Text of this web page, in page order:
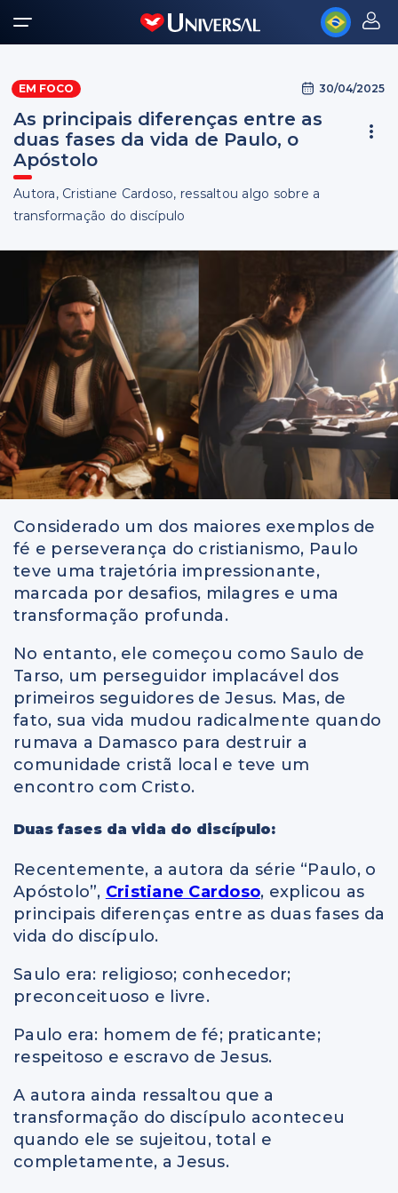
EM FOCO 30/04/2025
As principais diferenças entre as
duas fases da vida de Paulo, o
Apóstolo
Autora, Cristiane Cardoso, ressaltou algo sobre a
transformação do discípulo
Considerado um dos maiores exemplos de
fé e perseverança do cristianismo, Paulo
teve uma trajetória impressionante,
marcada por desafios, milagres e uma
transformação profunda.
No entanto, ele começou como Saulo de
Tarso, um perseguidor implacável dos
primeiros seguidores de Jesus. Mas, de
fato, sua vida mudou radicalmente quando
rumava a Damasco para destruir a
comunidade cristã local e teve um
encontro com Cristo.
Duas fases da vida do discípulo:
Recentemente, a autora da série “Paulo, o
Apóstolo”, Cristiane Cardoso, explicou as
principais diferenças entre as duas fases da
vida do discípulo.
Saulo era: religioso; conhecedor;
preconceituoso e livre.
Paulo era: homem de fé; praticante;
respeitoso e escravo de Jesus.
A autora ainda ressaltou que a
transformação do discípulo aconteceu
quando ele se sujeitou, total e
completamente, a Jesus.